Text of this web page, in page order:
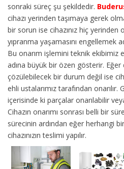
sonraki süreç şu şekildedir.
cihazı yerinden taşımaya gerek
bir sorun ise cihazınız hiç yerinden
yıpranma yaşamasını engellemek
Bu onarım işlemini teknik ekibimiz
adına büyük bir özen gösterir. Eğer
çözülebilecek bir durum değil ise
ehli ustalarımız tarafından onarılır.
içerisinde ki parçalar onarılabilir
Cihazın onarımı sonrası belli bir
sürecinin ardından eğer herhangi
cihazınızın teslimi yapılır.